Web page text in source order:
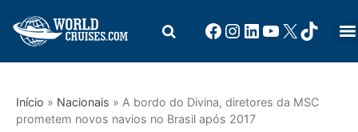
Início » Nacionais » A bordo do Divina, diretores da MSC
prometem novos navios no Brasil após 2017